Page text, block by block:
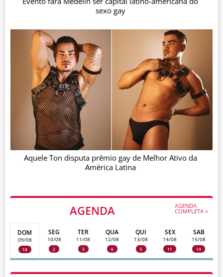
AGENDA AGENDA
COMPLETA >
DOM
09/08
18
SEG
10/08
2
TER
11/08
3
QUA
12/08
6
QUI
13/08
5
SEX
14/08
11
SAB
15/08
14
sexo gay
Aquele Ton disputa prêmio gay de Melhor Ativo da
América Latina